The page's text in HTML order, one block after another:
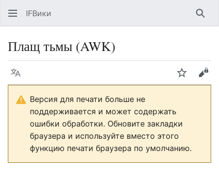
IFВики
Плащ тьмы (AWK)
Язык Следить
Версия для печати больше не
поддерживается и может содержать
ошибки обработки. Обновите закладки
браузера и используйте вместо этого
функцию печати браузера по умолчанию.